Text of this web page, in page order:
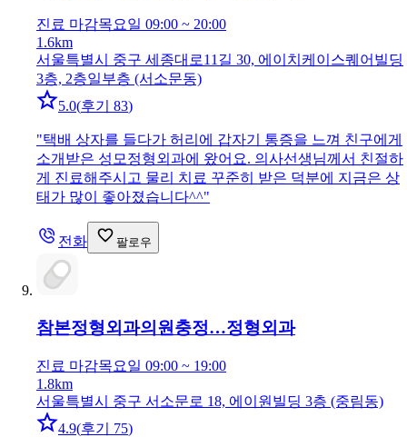
진료 마감목요일 09:00 ~ 20:00
1.6km
서울특별시 중구 세종대로11길 30, 에이치케이스퀘어빌딩
3층, 2층일부층 (서소문동)
5.0(후기 83)
"택배 상자를 들다가 허리에 갑자기 통증을 느껴 친구에게
소개받은 성모정형외과에 왔어요. 의사선생님께서 친절하
게 진료해주시고 물리 치료 꾸준히 받은 덕분에 지금은 상
태가 많이 좋아졌습니다^^"
전화 팔로우
참본정형외과의원충정…정형외과
진료 마감목요일 09:00 ~ 19:00
1.8km
서울특별시 중구 서소문로 18, 에이원빌딩 3층 (중림동)
4.9(후기 75)